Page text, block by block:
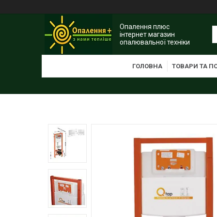
Опалення плюс
інтернет магазин
опалювальної техніки
ГОЛОВНА ТОВАРИ ТА